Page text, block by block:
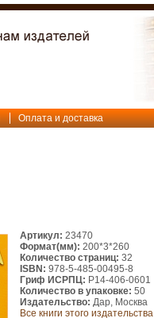
Оплата и доставка
Артикул: 23470
Формат(мм): 200*3*260
Количество страниц: 32
ISBN: 978-5-485-00495-8
Гриф ИСРПЦ: Р14-406-0601
Количество в упаковке: 50
Издательство: Дар, Москва
Все книги этого издательства